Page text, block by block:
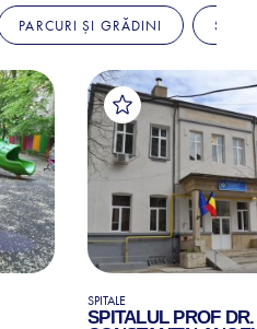
PARCURI ȘI GRĂDINI
SPITALE
SPITALUL PROF DR.